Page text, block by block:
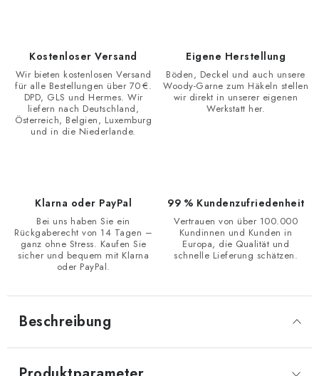
Kostenloser Versand
Wir bieten kostenlosen Versand
für alle Bestellungen über 70 €.
DPD, GLS und Hermes. Wir
liefern nach Deutschland,
Österreich, Belgien, Luxemburg
und in die Niederlande.
Eigene Herstellung
Böden, Deckel und auch unsere
Woody-Garne zum Häkeln stellen
wir direkt in unserer eigenen
Werkstatt her.
Klarna oder PayPal
Bei uns haben Sie ein
Rückgaberecht von 14 Tagen –
ganz ohne Stress. Kaufen Sie
sicher und bequem mit Klarna
oder PayPal.
99 % Kundenzufriedenheit
Vertrauen von über 100.000
Kundinnen und Kunden in
Europa, die Qualität und
schnelle Lieferung schätzen.
Beschreibung